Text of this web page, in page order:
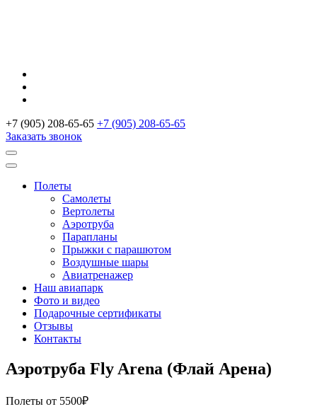
+7 (905) 208-65-65 +7 (905) 208-65-65
Заказать звонок
Полеты
Самолеты
Вертолеты
Аэротруба
Парапланы
Прыжки с парашютом
Воздушные шары
Авиатренажер
Наш авиапарк
Фото и видео
Подарочные сертификаты
Отзывы
Контакты
Аэротруба Fly Arena (Флай Арена)
Полеты от 5500₽